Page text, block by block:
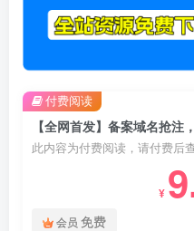
【全网首发】备案域名抢
此内容为付费阅读，请付费后
¥
会员 免费
付费阅读